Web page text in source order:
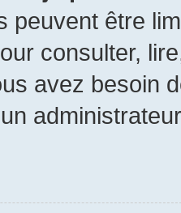
peuvent être
consulter,
avez besoin